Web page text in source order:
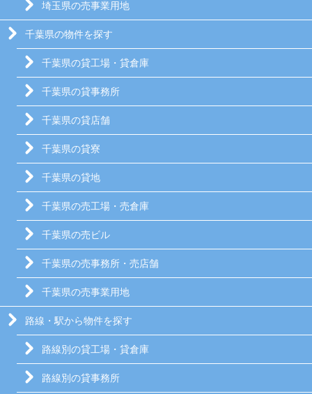
埼玉県の売事業用地
千葉県の物件を探す
千葉県の貸工場・貸倉庫
千葉県の貸事務所
千葉県の貸店舗
千葉県の貸寮
千葉県の貸地
千葉県の売工場・売倉庫
千葉県の売ビル
千葉県の売事務所・売店舗
千葉県の売事業用地
路線・駅から物件を探す
路線別の貸工場・貸倉庫
路線別の貸事務所